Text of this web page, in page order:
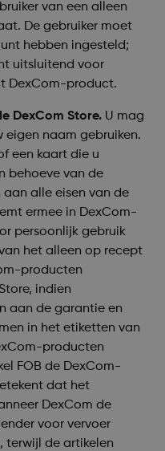
van een alleen
De gebruiker moet
hebben ingesteld;
uitsluitend voor
DexCom-product.
DexCom Store.U mag
eigen naam gebruiken.
een kaart die u
behoeve van de
alle eisen van de
ermee in DexCom-
persoonlijk gebruik
het alleen op recept
producten
indien
aan de garantie en
in het etiketten van
producten
FOB de DexCom-
dat het
DexCom de
voor vervoer
terwijl de artikelen